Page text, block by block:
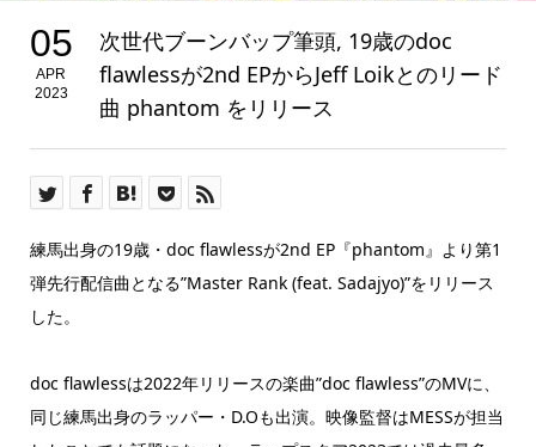
05
APR
2023
次世代ブーンバップ筆頭, 19歳のdoc
flawlessが2nd EPからJeff Loikとのリード
曲 phantom をリリース
練馬出身の19歳・doc flawlessが2nd EP『phantom』より第1
弾先行配信曲となる”Master Rank (feat. Sadajyo)”をリリース
した。
doc flawlessは2022年リリースの楽曲”doc flawless”のMVに、
同じ練馬出身のラッパー・D.Oも出演。映像監督はMESSが担当